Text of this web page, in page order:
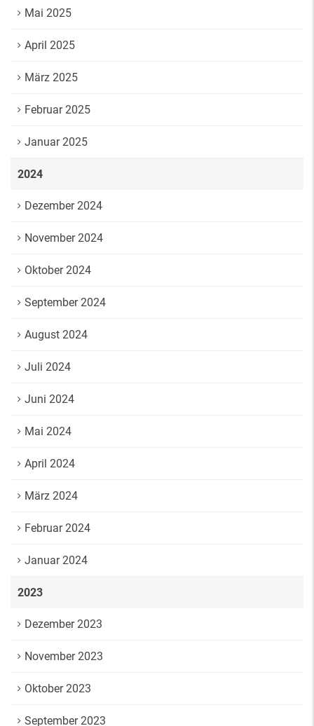
Mai 2025
April 2025
März 2025
Februar 2025
Januar 2025
2024
Dezember 2024
November 2024
Oktober 2024
September 2024
August 2024
Juli 2024
Juni 2024
Mai 2024
April 2024
März 2024
Februar 2024
Januar 2024
2023
Dezember 2023
November 2023
Oktober 2023
September 2023